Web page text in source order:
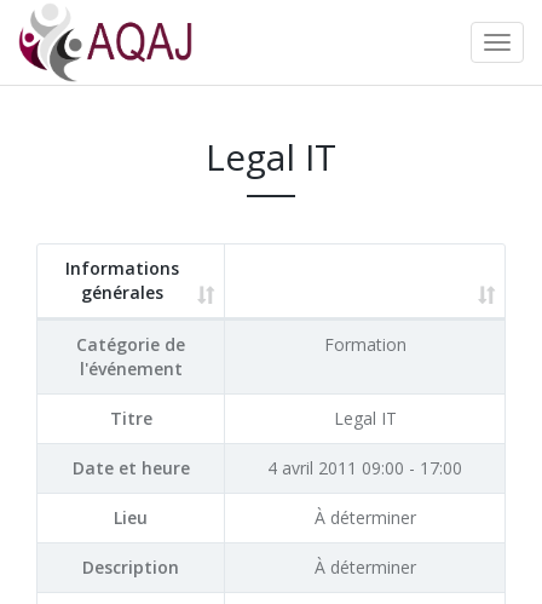
Legal IT
Informations
générales
Catégorie de
l'événement
Formation
Titre Legal IT
Date et heure 4 avril 2011 09:00 - 17:00
Lieu À déterminer
Description À déterminer